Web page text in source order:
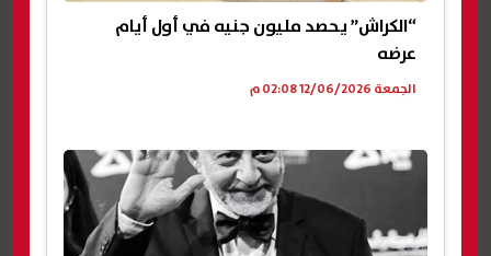
“الكراش” يحصد مليون جنيه في أول أيام
عرضه
الجمعة 12/06/2026 02:08 م